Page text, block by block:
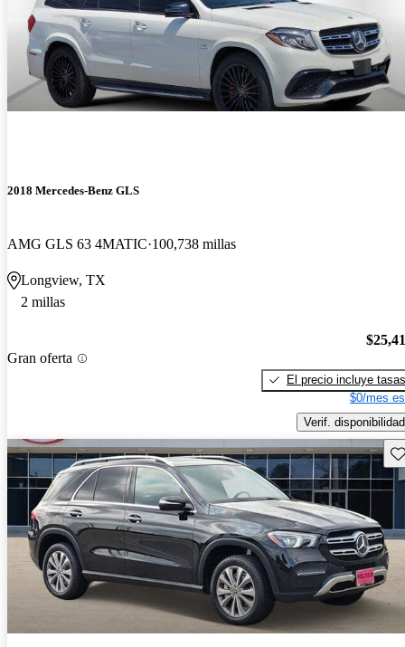
2018 Mercedes-Benz GLS
AMG GLS 63 4MATIC 100,738 millas
Longview, TX
2 millas
Gran oferta
El precio incluye tasas
$0/mes
Verif. disponibilidad